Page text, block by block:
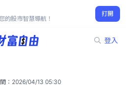
的股市智慧導航！
打開
登入
-9.91%
： 2026/04/13 05:30